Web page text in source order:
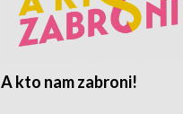
A kto nam zabroni!